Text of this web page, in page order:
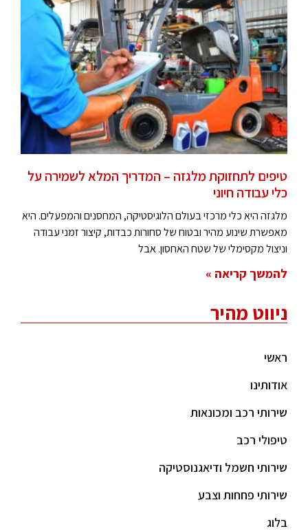
טיפים לתחזוקת מלגזה – המדריך המלא לשמירה על
כלי עבודה חיוני
מלגזה היא כלי מרכזי בעולם הלוגיסטיקה, המחסנים והמפעלים. היא
מאפשרת שינוע מהיר ובטוח של סחורות כבדות, קיצור זמני עבודה
וניצול מקסימלי של שטח האחסון. אבל
להמשך קריאה »
ניווט מהיר
ראשי
אודותינו
שירותי רכב ומכונאות
טיפולי רכב
שירותי חשמל ודיאגנוסטיקה
שירותי פחחות וצבע
בלוג